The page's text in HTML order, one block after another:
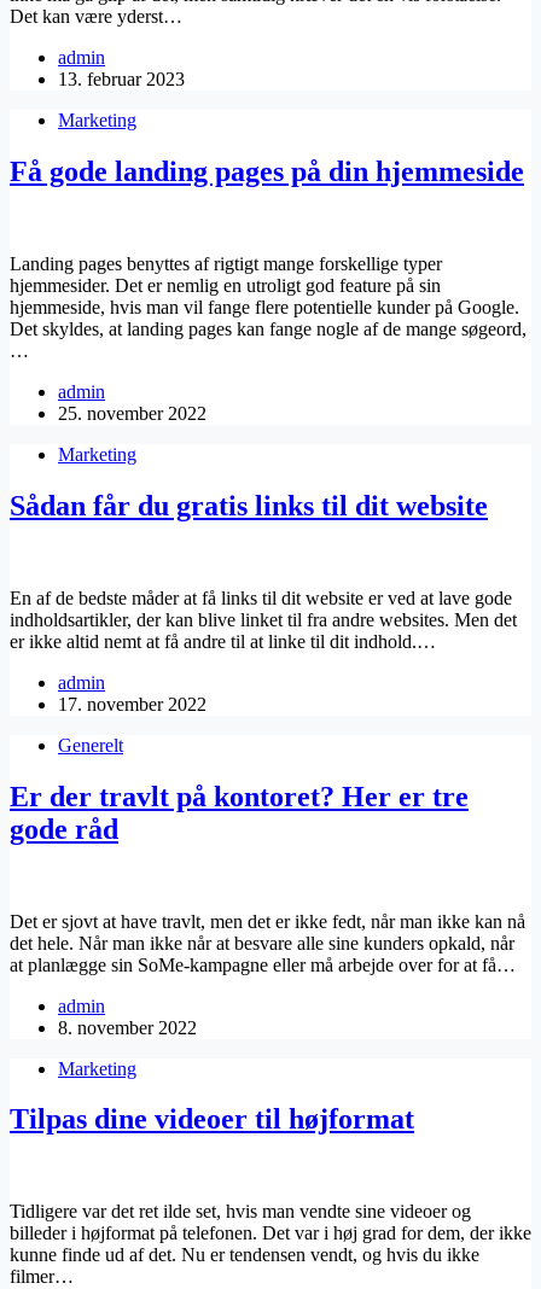
Det kan være yderst…
admin
13. februar 2023
Marketing
Få gode landing pages på din hjemmeside
Landing pages benyttes af rigtigt mange forskellige typer
hjemmesider. Det er nemlig en utroligt god feature på sin
hjemmeside, hvis man vil fange flere potentielle kunder på Google.
Det skyldes, at landing pages kan fange nogle af de mange søgeord,
…
admin
25. november 2022
Marketing
Sådan får du gratis links til dit website
En af de bedste måder at få links til dit website er ved at lave gode
indholdsartikler, der kan blive linket til fra andre websites. Men det
er ikke altid nemt at få andre til at linke til dit indhold.…
admin
17. november 2022
Generelt
Er der travlt på kontoret? Her er tre
gode råd
Det er sjovt at have travlt, men det er ikke fedt, når man ikke kan nå
det hele. Når man ikke når at besvare alle sine kunders opkald, når
at planlægge sin SoMe-kampagne eller må arbejde over for at få…
admin
8. november 2022
Marketing
Tilpas dine videoer til højformat
Tidligere var det ret ilde set, hvis man vendte sine videoer og
billeder i højformat på telefonen. Det var i høj grad for dem, der ikke
kunne finde ud af det. Nu er tendensen vendt, og hvis du ikke
filmer…